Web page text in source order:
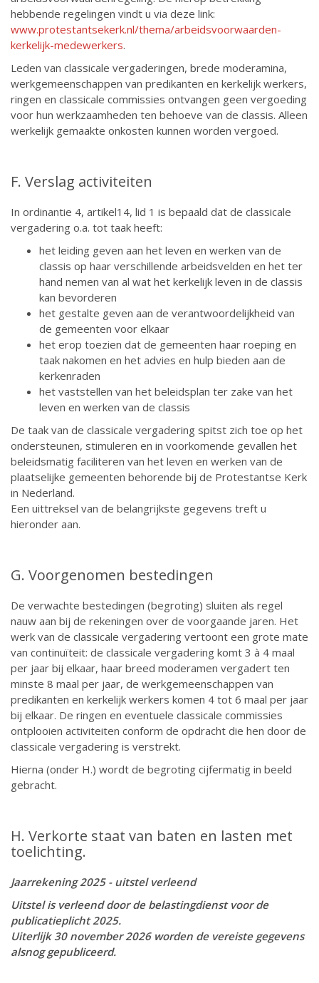
hebbende regelingen vindt u via deze link:
www.protestantsekerk.nl/thema/arbeidsvoorwaarden-
kerkelijk-medewerkers.
Leden van classicale vergaderingen, brede moderamina,
werkgemeenschappen van predikanten en kerkelijk werkers,
ringen en classicale commissies ontvangen geen vergoeding
voor hun werkzaamheden ten behoeve van de classis. Alleen
werkelijk gemaakte onkosten kunnen worden vergoed.
F. Verslag activiteiten
In ordinantie 4, artikel14, lid 1 is bepaald dat de classicale
vergadering o.a. tot taak heeft:
het leiding geven aan het leven en werken van de
classis op haar verschillende arbeidsvelden en het ter
hand nemen van al wat het kerkelijk leven in de classis
kan bevorderen
het gestalte geven aan de verantwoordelijkheid van
de gemeenten voor elkaar
het erop toezien dat de gemeenten haar roeping en
taak nakomen en het advies en hulp bieden aan de
kerkenraden
het vaststellen van het beleidsplan ter zake van het
leven en werken van de classis
De taak van de classicale vergadering spitst zich toe op het
ondersteunen, stimuleren en in voorkomende gevallen het
beleidsmatig faciliteren van het leven en werken van de
plaatselijke gemeenten behorende bij de Protestantse Kerk
in Nederland.
Een uittreksel van de belangrijkste gegevens treft u
hieronder aan.
G. Voorgenomen bestedingen
De verwachte bestedingen (begroting) sluiten als regel
nauw aan bij de rekeningen over de voorgaande jaren. Het
werk van de classicale vergadering vertoont een grote mate
van continuïteit: de classicale vergadering komt 3 à 4 maal
per jaar bij elkaar, haar breed moderamen vergadert ten
minste 8 maal per jaar, de werkgemeenschappen van
predikanten en kerkelijk werkers komen 4 tot 6 maal per jaar
bij elkaar. De ringen en eventuele classicale commissies
ontplooien activiteiten conform de opdracht die hen door de
classicale vergadering is verstrekt.
Hierna (onder H.) wordt de begroting cijfermatig in beeld
gebracht.
H. Verkorte staat van baten en lasten met
toelichting.
Jaarrekening 2025 - uitstel verleend
Uitstel is verleend door de belastingdienst voor de
publicatieplicht 2025.
Uiterlijk 30 november 2026 worden de vereiste gegevens
alsnog gepubliceerd.